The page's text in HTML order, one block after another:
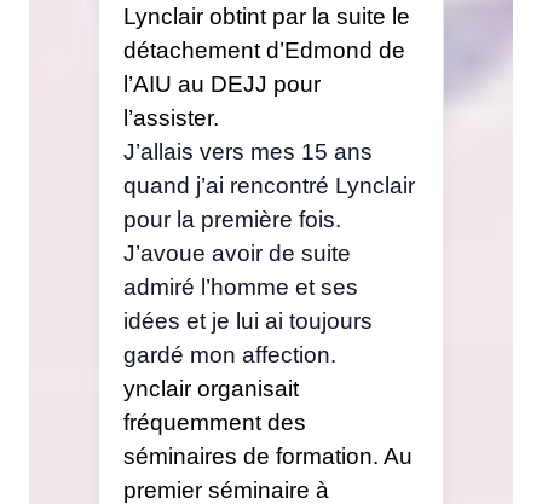
Lynclair obtint par la suite le
détachement d’Edmond de
l’AIU au DEJJ pour
l’assister.
J’allais vers mes 15 ans
quand j’ai rencontré Lynclair
pour la première fois.
J’avoue avoir de suite
admiré l’homme et ses
idées et je lui ai toujours
gardé mon affection.
ynclair organisait
fréquemment des
séminaires de formation. Au
premier séminaire à